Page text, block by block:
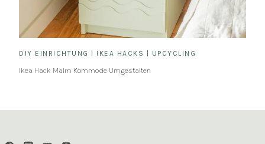
DIY EINRICHTUNG IKEA HACKS UPCYCLING
Ikea Hack Malm Kommode Umgestalten